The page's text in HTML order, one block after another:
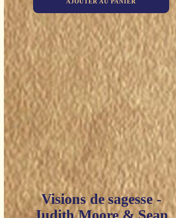
AJOUTER AU PANIER
Visions de sagesse -